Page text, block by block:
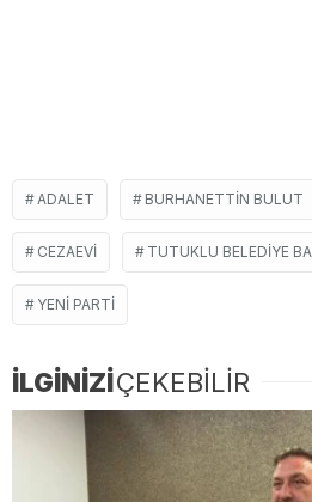
ADALET BURHANETTIN BULUT
CEZAEVI TUTUKLU BELEDIYE
YENI PARTI
İLGİNİZİÇEKEBİLİR